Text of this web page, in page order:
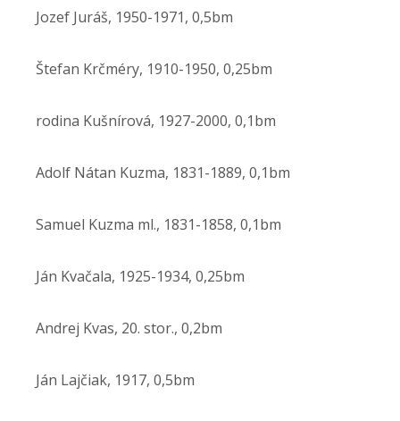
Jozef Juráš, 1950-1971, 0,5bm
Štefan Krčméry, 1910-1950, 0,25bm
rodina Kušnírová, 1927-2000, 0,1bm
Adolf Nátan Kuzma, 1831-1889, 0,1bm
Samuel Kuzma ml., 1831-1858, 0,1bm
Ján Kvačala, 1925-1934, 0,25bm
Andrej Kvas, 20. stor., 0,2bm
Ján Lajčiak, 1917, 0,5bm